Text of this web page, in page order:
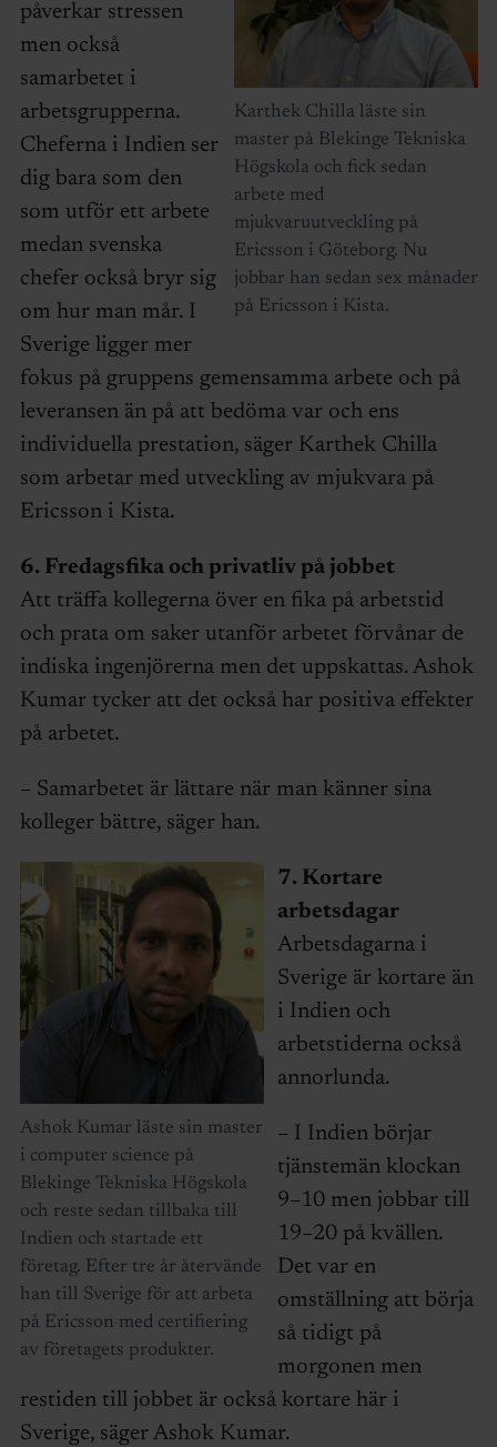
Karthek Chilla läste sin
master på Blekinge Tekniska
Högskola och fick sedan
arbete med
mjukvaruutveckling på
Ericsson i Göteborg. Nu
jobbar han sedan sex månader
på Ericsson i Kista.
påverkar stressen
men också
samarbetet i
arbetsgrupperna.
Cheferna i Indien ser
dig bara som den
som utför ett arbete
medan svenska
chefer också bryr sig
om hur man mår. I
Sverige ligger mer
fokus på gruppens gemensamma arbete och på
leveransen än på att bedöma var och ens
individuella prestation, säger Karthek Chilla
som arbetar med utveckling av mjukvara på
Ericsson i Kista.
6. Fredagsfika och privatliv på jobbet
Att träffa kollegerna över en fika på arbetstid
och prata om saker utanför arbetet förvånar de
indiska ingenjörerna men det uppskattas. Ashok
Kumar tycker att det också har positiva effekter
på arbetet.
– Samarbetet är lättare när man känner sina
kolleger bättre, säger han.
Ashok Kumar läste sin master
i computer science på
Blekinge Tekniska Högskola
och reste sedan tillbaka till
Indien och startade ett
företag. Efter tre år återvände
han till Sverige för att arbeta
på Ericsson med certifiering
av företagets produkter.
7. Kortare
arbetsdagar
Arbetsdagarna i
Sverige är kortare än
i Indien och
arbetstiderna också
annorlunda.
– I Indien börjar
tjänstemän klockan
9–10 men jobbar till
19–20 på kvällen.
Det var en
omställning att börja
så tidigt på
morgonen men
restiden till jobbet är också kortare här i
Sverige, säger Ashok Kumar.